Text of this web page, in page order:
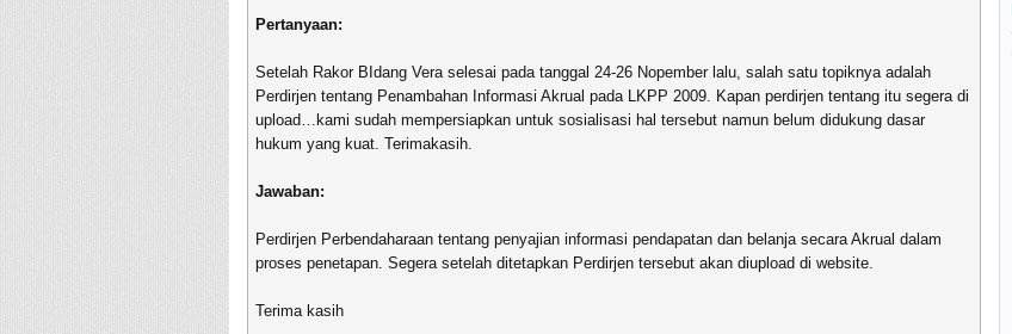
Pertanyaan:
Setelah Rakor BIdang Vera selesai pada tanggal 24-26 Nopember lalu, salah satu topiknya adalah
Perdirjen tentang Penambahan Informasi Akrual pada LKPP 2009. Kapan perdirjen tentang itu segera di
upload…kami sudah mempersiapkan untuk sosialisasi hal tersebut namun belum didukung dasar
hukum yang kuat. Terimakasih.
Jawaban:
Perdirjen Perbendaharaan tentang penyajian informasi pendapatan dan belanja secara Akrual dalam
proses penetapan. Segera setelah ditetapkan Perdirjen tersebut akan diupload di website.
Terima kasih